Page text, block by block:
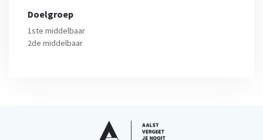
Doelgroep
1ste middelbaar
2de middelbaar